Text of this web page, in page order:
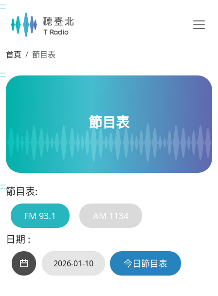
主要內容區塊
:::
首頁
節目表
:::
節目表
:::節目表:
FM 93.1 AM 1134
日期 :
今日節目表